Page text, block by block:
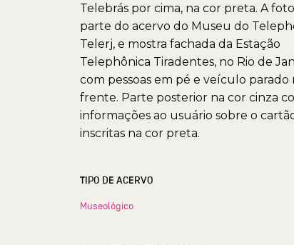
Telebrás por cima, na cor preta. A
parte do acervo do Museu do
Telerj, e mostra fachada da Estação
Telephônica Tiradentes, no Rio de
com pessoas em pé e veículo parado
frente. Parte posterior na cor cinza
informações ao usuário sobre o
inscritas na cor preta.
TIPO DE ACERVO
Museológico